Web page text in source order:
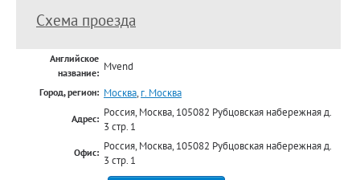
Схема проезда
Английское
название: Mvend
Город, регион: Москва, г. Москва
Адрес: Россия, Москва, 105082 Рубцовская набережная д.
3 стр. 1
Офис: Россия, Москва, 105082 Рубцовская набережная д.
3 стр. 1